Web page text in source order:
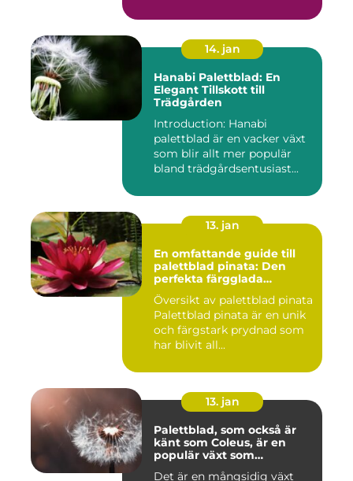
14. jan
Hanabi Palettblad: En
Elegant Tillskott till
Trädgården
Introduction: Hanabi
palettblad är en vacker växt
som blir allt mer populär
bland trädgårdsentusiast...
13. jan
En omfattande guide till
palettblad pinata: Den
perfekta färgglada
prydnaden för ditt hem
Översikt av palettblad pinata
Palettblad pinata är en unik
och färgstark prydnad som
har blivit all...
13. jan
Palettblad, som också är
känt som Coleus, är en
populär växt som
Det är en mångsidig växt